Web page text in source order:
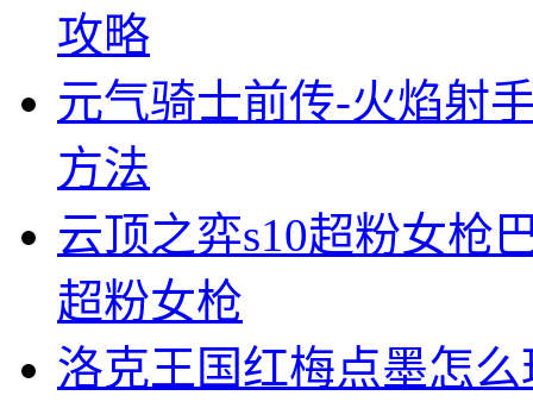
攻略
元气骑士前传-火焰射
方法
云顶之弈s10超粉女枪
超粉女枪
洛克王国红梅点墨怎